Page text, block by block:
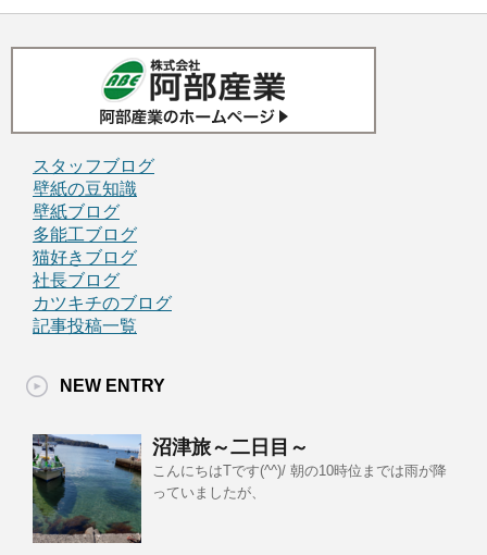
スタッフブログ
壁紙の豆知識
壁紙ブログ
多能工ブログ
猫好きブログ
社長ブログ
カツキチのブログ
記事投稿一覧
NEW ENTRY
沼津旅～二日目～
こんにちはTです(^^)/ 朝の10時位までは雨が降
っていましたが、